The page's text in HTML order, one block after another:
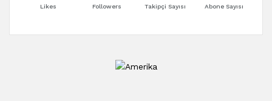
Likes Followers Takipçi Sayısı Abone Sayısı